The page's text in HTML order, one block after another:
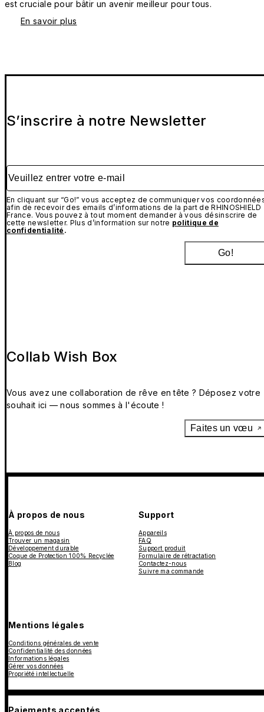
est cruciale pour bâtir un avenir meilleur pour tous.
En savoir plus
S’inscrire à notre Newsletter
Veuillez entrer votre e-mail
En cliquant sur “Go!” vous acceptez de communiquer vos
afin de recevoir des emails d’informations de la part de RHINOSHIELD
France. Vous pouvez à tout moment demander à vous désinscrire de
cette newsletter. Plus d’information sur notre politique de
confidentialité .
Go!
Collab Wish Box
Vous avez une collaboration de rêve en tête ? Déposez votre
souhait ici — nous sommes à l'écoute !
Faites un vœu
À propos de nous
À propos de nous
Trouver un magasin
Développement durable
Coque de Protection 100% Recyclée
Blog
Support
Appareils
FAQ
Support produit
Formulaire de rétractation
Contactez-nous
Suivre ma commande
Mentions légales
Conditions générales de vente
Confidentialité des données
Informations légales
Gérer vos données
Propriété intellectuelle